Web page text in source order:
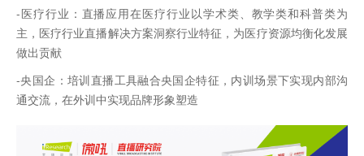
-医疗行业：直播应用在医疗行业以学术类、教学类和科普类为
主，医疗行业直播解决方案洞察行业特征，为医疗资源均衡化发展
做出贡献
-央国企：培训直播工具融合央国企特征，内训场景下实现内部沟
通交流，在外训中实现品牌形象塑造